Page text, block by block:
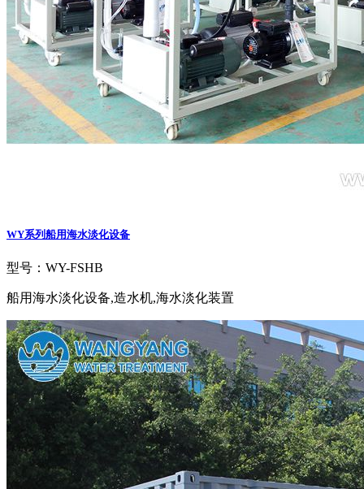
WY系列船用海水淡化设备
型号：WY-FSHB
船用海水淡化设备,造水机,海水淡化装置